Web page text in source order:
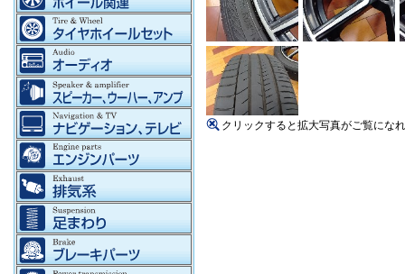
クリックすると拡大写真がご覧にな